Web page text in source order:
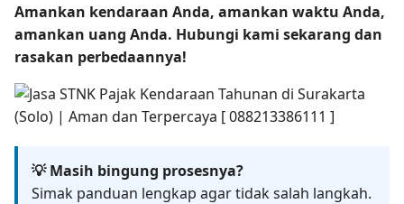
Amankan kendaraan Anda, amankan waktu Anda,
amankan uang Anda. Hubungi kami sekarang dan
rasakan perbedaannya!
💡 Masih bingung prosesnya?
Simak panduan lengkap agar tidak salah langkah.